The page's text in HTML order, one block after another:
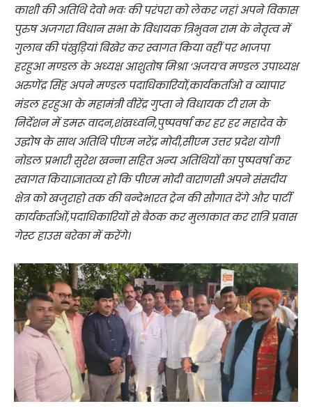
काशी की अतिथि देवो भवः की परंपरा को लेकर जहां अपने विकास
पुरुष अजगरा विधान सभा के विधायक त्रिभुवन राम के नेतृत्व में
गुलाब की पंखुड़ियां बिखेर कर स्वागत किया वहीं पर भाजपा
हरहुआ मण्डल के अध्यक्ष आशुतोष मिश्रा ‘अजय’व मण्डल उपाध्यक्ष
अरुणेंद्र सिंह अपने मण्डल पदाधिकारियों,कार्यकर्ताओ व व्यापार
मंडल हरहुआ के महामंत्री वीरेंद्र गुप्ता ने विधायक टी राम के
निर्देशन में डमरू वादन,शंखध्वनि,पुष्पवर्षा कर हर हर महादेव के
उद्घोष के साथ अतिथि पीएम नरेंद्र मोदी,सीएम उत्तर प्रदेश योगी
नोडल प्रभारी सुरेश खन्ना सहित अन्य अतिथियों का पुष्पवर्षा कर
स्वागत किया।ज्ञातव्य हो कि पीएम मोदी वाराणसी अपने संसदीय
क्षेत्र को खजुराहो तक की बन्देभारत ट्रेन की सौगात देंगे और पार्टी
कार्यकर्ताओं,पदाधिकारियों से बैठक कर मुलाकात कर रात्रि प्रवास
गेस्ट हाउस बरेका में करेंगे।